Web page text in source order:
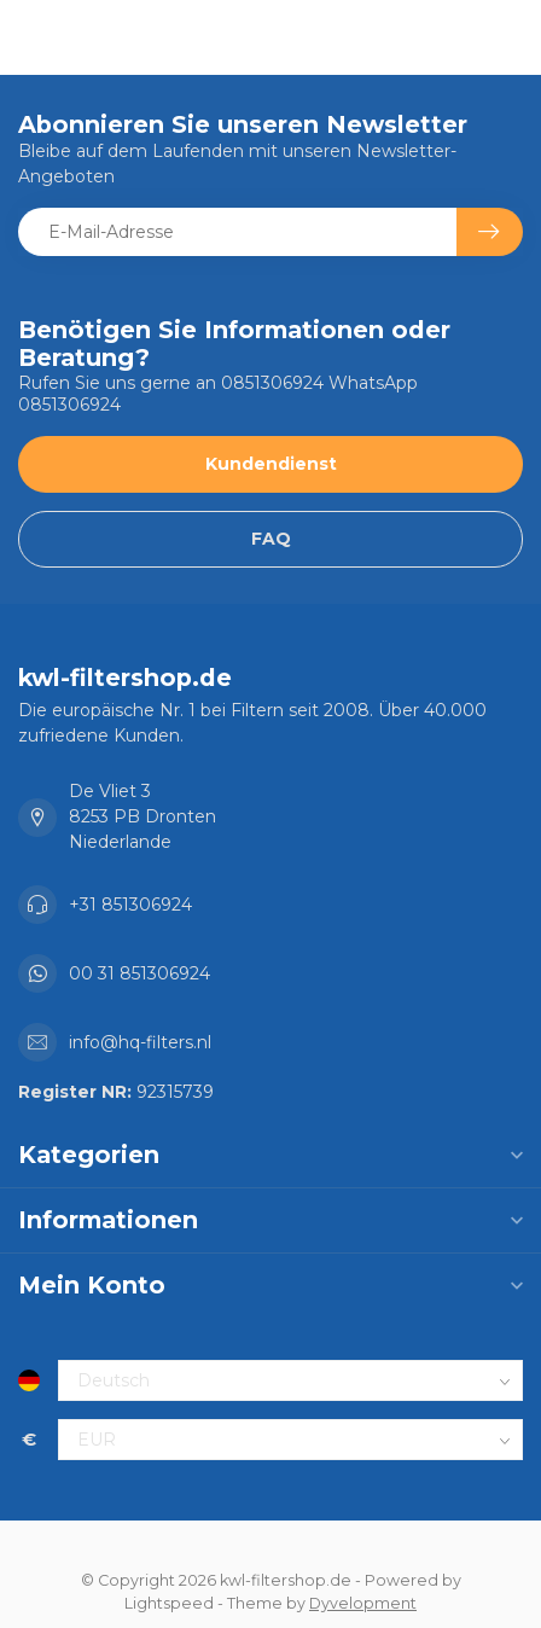
Benötigen Sie Informationen oder
Beratung?
Rufen Sie uns gerne an 0851306924 WhatsApp
0851306924
Kundendienst
FAQ
Abonnieren Sie unseren Newsletter
Bleibe auf dem Laufenden mit unseren Newsletter-
Angeboten
kwl-filtershop.de
Die europäische Nr. 1 bei Filtern seit 2008. Über 40.000
zufriedene Kunden.
De Vliet 3
8253 PB Dronten
Niederlande
+31 851306924
00 31 851306924
info@hq-filters.nl
Register NR: 92315739
Kategorien
Informationen
Mein Konto
€
© Copyright 2026 kwl-filtershop.de - Powered by
Lightspeed - Theme by Dyvelopment